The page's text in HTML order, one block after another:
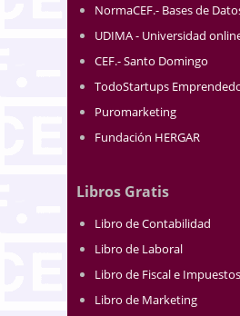
NormaCEF.- Bases de
UDIMA - Universidad
CEF.- Santo Domingo
TodoStartups
Puromarketing
Fundación HERGAR
Libros Gratis
Libro de Contabilidad
Libro de Laboral
Libro de Fiscal e Impuestos
Libro de Marketing